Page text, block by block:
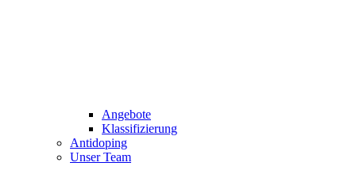
Angebote
Klassifizierung
Antidoping
Unser Team